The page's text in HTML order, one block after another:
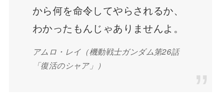
から何を命令してやらされるか、
わかったもんじゃありませんよ。
アムロ・レイ（機動戦士ガンダム第26話
「復活のシャア」）